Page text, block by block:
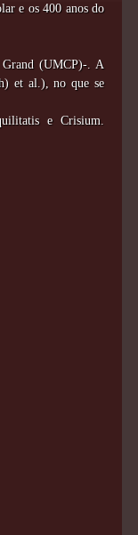
e os 400 anos do
(UMCP)-. A
et al.), no que se
e Crisium.